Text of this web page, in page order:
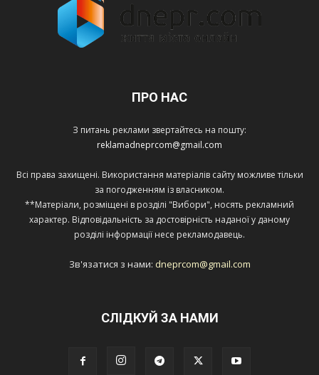
ПРО НАС
З питань реклами звертайтесь на пошту:
reklamadneprcom@gmail.com
Всі права захищені. Використання матеріалів сайту можливе тільки
за погодженням із власником.
**Матеріали, розміщені в розділі "Вибори", носять рекламний
характер. Відповідальність за достовірність наданої у даному
розділі інформації несе рекламодавець.
Зв'язатися з нами: dneprcom@gmail.com
СЛІДКУЙ ЗА НАМИ